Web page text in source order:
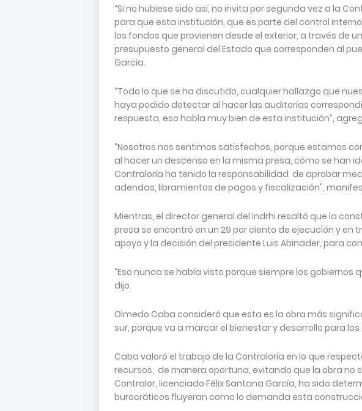
“Si no hubiese sido así, no invita por segunda vez a la
para que esta institución, que es parte del control
los fondos que provienen desde el exterior, a través de
presupuesto general del Estado que corresponden al
García.
“Todo lo que se ha discutido, cualquier hallazgo que
haya podido detectar al hacer las auditorías
respuesta, eso habla muy bien de esta institución”,
“Nosotros nos sentimos satisfechos, porque estamos
al hacer un descenso en la misma presa, cómo se han
Contraloría ha tenido la responsabilidad de aprobar
adendas, libramientos de pagos y fiscalización",
Mientras, el director general del Indrhi resaltó que la
presa se encontró en un 29 por ciento de ejecución y en
apoyo y la decisión del presidente Luis Abinader, para
“Eso nunca se había visto porque siempre los gobiernos
dijo.
Olmedo Caba consideró que esta es la obra más
sur, porque va a marcar el bienestar y desarrollo para
Caba valoró el trabajo de la Contraloría en lo que
recursos, de manera oportuna, evitando que la obra no
Contralor, licenciado Félix Santana García, ha sido
burocráticos fluyeran como lo demanda esta